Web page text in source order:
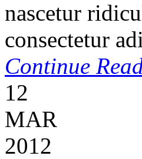
nascetur
consectetur
Continue
12
MAR
2012